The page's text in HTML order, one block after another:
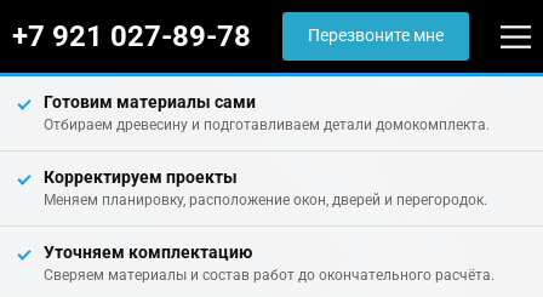
+7 921 027-89-78 Перезвоните мне
Готовим материалы сами
Отбираем древесину и подготавливаем детали домокомплекта.
Корректируем проекты
Меняем планировку, расположение окон, дверей и перегородок.
Уточняем комплектацию
Сверяем материалы и состав работ до окончательного расчёта.